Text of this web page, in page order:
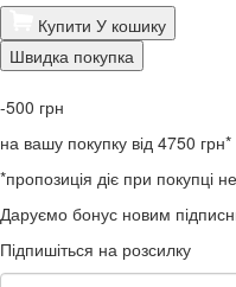
Купити У кошику
Швидка покупка
-500 грн
на вашу покупку від 4750 грн*
*пропозиція діє при покупці
Даруємо бонус новим
Підпишіться на розсилку